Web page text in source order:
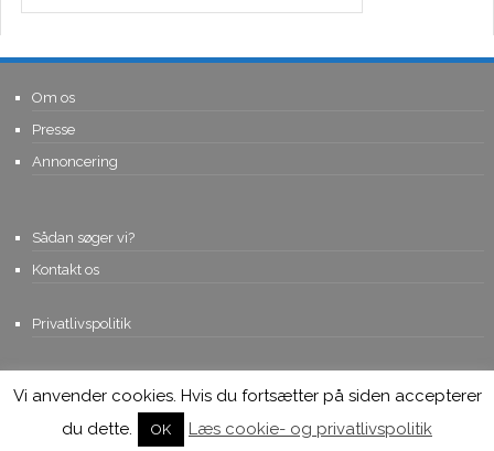
Om os
Presse
Annoncering
Sådan søger vi?
Kontakt os
Privatlivspolitik
© Copyright 2015, Viviro.com ApS- Alle rettigheder forbeholdes. Vi
tager forbehold for fejlagtige priser.
Vi anvender cookies. Hvis du fortsætter på siden accepterer
du dette.
OK Læs cookie- og privatlivspolitik